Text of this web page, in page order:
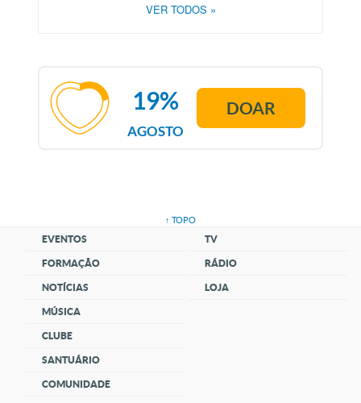
VER TODOS »
AGOSTO
19% DOAR
↑ TOPO
EVENTOS
FORMAÇÃO
NOTÍCIAS
MÚSICA
CLUBE
SANTUÁRIO
COMUNIDADE
TV
RÁDIO
LOJA